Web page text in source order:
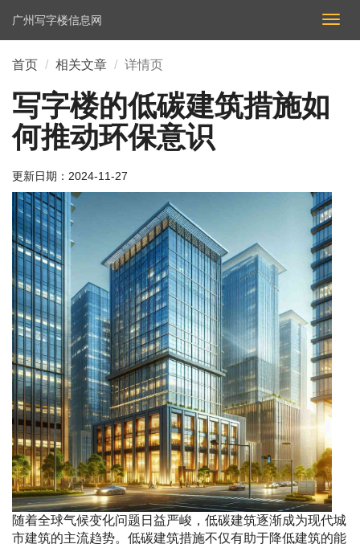
切
换
广州写字楼信息网
首页 相关文章 详情页
写字楼的低碳建筑措施如
何推动环保意识
更新日期： 2024-11-27
随着全球气候变化问题日益严峻，低碳建筑逐渐成为现代城
市建筑的主流趋势。低碳建筑措施不仅有助于降低建筑的能